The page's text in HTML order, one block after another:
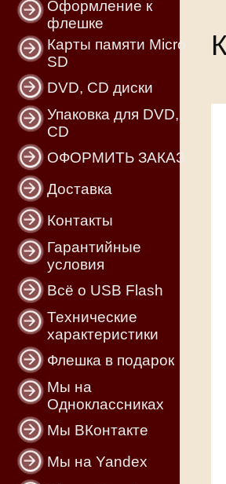
Оформление к
флешке
Карты памяти Micro
SD
DVD, CD диски
Упаковка для DVD,
CD
ОФОРМИТЬ ЗАКАЗ
Доставка
Контакты
Гарантийные
условия
Всё о USB Flash
Технические
характеристики
Флешка в подарок
Мы на
Одноклассниках
Мы ВКонтакте
Мы на Yandex